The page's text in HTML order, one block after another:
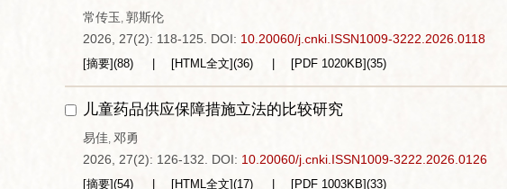
常传玉 , 郭斯伦
2026, 27(2): 118-125. DOI: 10.20060/j.cnki.ISSN1009-3222.2026.0118
[摘要](88) [HTML全文](36) [PDF 1020KB](35)
儿童药品供应保障措施立法的比较研究
易佳, 邓勇
2026, 27(2): 126-132.
DOI: 10.20060/j.cnki.ISSN1009-3222.2026.0126
[摘要](54) [HTML全文](17) [PDF 1003KB](33)